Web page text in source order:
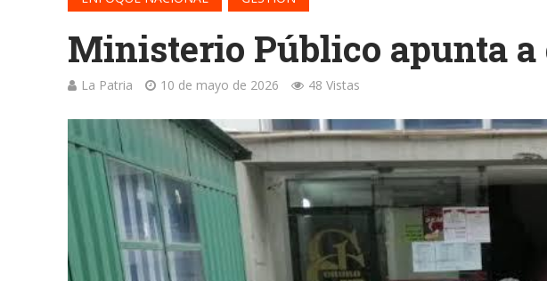
Ministerio Público apunta
La Patria 10 de mayo de 2026 48 Vistas